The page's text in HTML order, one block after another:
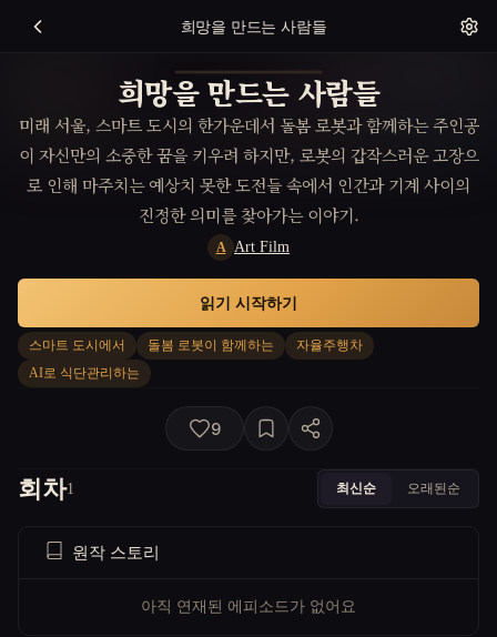
희망을 만드는 사람들
희망을 만드는 사람들
미래 서울, 스마트 도시의 한가운데서 돌봄 로봇과 함께하는 주인공
이 자신만의 소중한 꿈을 키우려 하지만, 로봇의 갑작스러운 고장으
로 인해 마주치는 예상치 못한 도전들 속에서 인간과 기계 사이의
진정한 의미를 찾아가는 이야기.
A Art Film
스마트 도시에서 돌봄 로봇이 함께하는
자율주행차
AI로 식단관리하는
읽기 시작하기
9
회차1 최신순 오래된순
원작 스토리
아직 연재된 에피소드가 없어요